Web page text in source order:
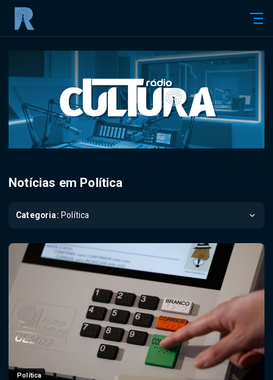
Notícias em Política
Categoria: Política
Política